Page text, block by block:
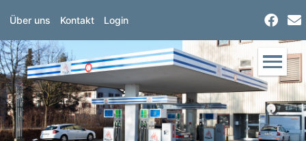
Über uns Kontakt Login